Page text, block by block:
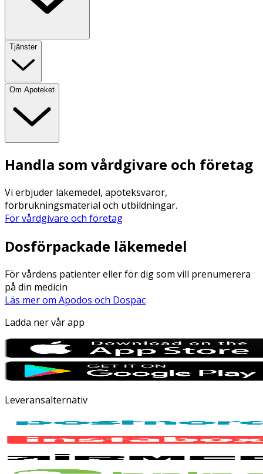
Tjänster
Om Apoteket
Handla som vårdgivare och företag
Vi erbjuder läkemedel, apoteksvaror,
förbrukningsmaterial och utbildningar.
För vårdgivare och företag
Dosförpackade läkemedel
För vårdens patienter eller för dig som vill prenumerera
på din medicin
Läs mer om Apodos och Dospac
Ladda ner vår app
Leveransalternativ